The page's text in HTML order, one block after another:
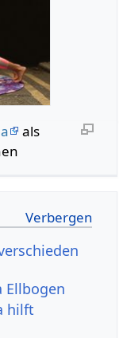
als
Ellbogen
hilft